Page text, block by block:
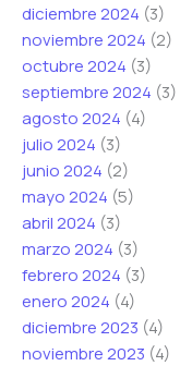
diciembre 2024 (3)
noviembre 2024 (2)
octubre 2024 (3)
septiembre 2024 (3)
agosto 2024 (4)
julio 2024 (3)
junio 2024 (2)
mayo 2024 (5)
abril 2024 (3)
marzo 2024 (3)
febrero 2024 (3)
enero 2024 (4)
diciembre 2023 (4)
noviembre 2023 (4)